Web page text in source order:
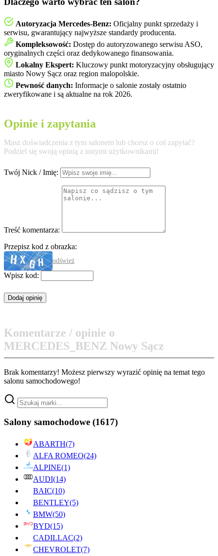
Autoryzacja Mercedes-Benz: Oficjalny punkt sprzedaży i
serwisu, gwarantujący najwyższe standardy producenta.
Kompleksowość: Dostęp do autoryzowanego serwisu ASO,
oryginalnych części oraz dedykowanego finansowania.
Lokalny Ekspert: Kluczowy punkt motoryzacyjny obsługujący
miasto Nowy Sącz oraz region malopolskie.
Pewność danych: Informacje o salonie zostały ostatnio
zweryfikowane i są aktualne na rok 2026.
Opinie i zapytania
Masz doświadczenia z tym salonem lub chcesz o coś zapytać?
Podziel się swoją opinią z innymi użytkownikami!
Twój Nick / Imię:
Treść komentarza:
Przepisz kod z obrazka:
odśwież
Wpisz kod:
Komentarze / opinie o
MERCEDES_BENZ Nowy Sącz
Brak komentarzy! Możesz pierwszy wyrazić opinię na temat tego
salonu samochodowego!
Salony samochodowe (1617)
ABARTH(7)
ALFA ROMEO(24)
ALPINE(1)
AUDI(14)
BAIC(10)
BENTLEY(5)
BMW(50)
BYD(15)
CADILLAC(2)
CHEVROLET(7)